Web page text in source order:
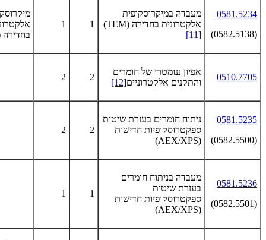
0581.5234
(0582.5138)
מעבדה במיקרוסקופית
אלקטרונית בחדירה (TEM)
[11]
1
1
בחדירה
0510.7705
אפיון ננומטרי של חומרים
והתקנים אלקטרוניים[12]
2
2
0581.5235
(0582.5500)
ניתוח חומרים בעזרת שיטות
ספקטרוסקופיות חדישות
(AEX/XPS)
2
2
0581.5236
(0582.5501)
מעבדה בניתוח חומרים
בעזרת שיטות
ספקטרוסקופיות חדישות
(AEX/XPS)
1
1